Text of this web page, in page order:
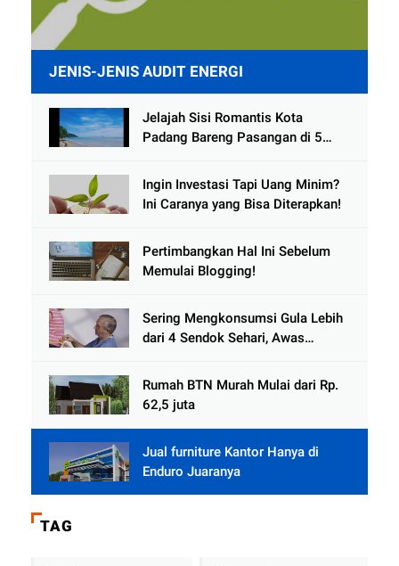
JENIS-JENIS AUDIT ENERGI
Jelajah Sisi Romantis Kota
Padang Bareng Pasangan di 5
Ingin Investasi Tapi Uang Minim?
Ini Caranya yang Bisa Diterapkan!
Pertimbangkan Hal Ini Sebelum
Memulai Blogging!
Sering Mengkonsumsi Gula Lebih
dari 4 Sendok Sehari, Awas
Rumah BTN Murah Mulai dari Rp.
62,5 juta
Jual furniture Kantor Hanya di
Enduro Juaranya
TAG